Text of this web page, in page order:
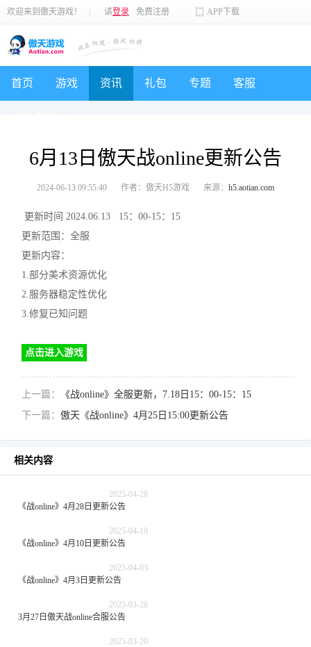
欢迎来到傲天游戏！ 请登录 免费注册 APP下载
首页 游戏 资讯 礼包 专题 客服
6月13日傲天战online更新公告
2024-06-13 09:55:40 作者：傲天H5游戏 来源： h5.aotian.com
更新时间 2024.06.13 15：00-15：15
更新范围：全服
更新内容：
1.部分美术资源优化
2.服务器稳定性优化
3.修复已知问题
点击进入游戏
上一篇：
《战online》全服更新，7.18日15：00-15：15
下一篇：傲天《战online》4月25日15:00更新公告
相关内容
2025-04-28
《战online》4月28日更新公告
2025-04-10
《战online》4月10日更新公告
2025-04-03
《战online》4月3日更新公告
2025-03-26
3月27日傲天战online合服公告
2025-03-20